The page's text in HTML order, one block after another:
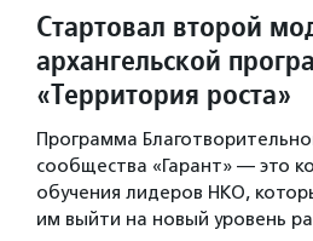
Стартовал второй
архангельской
«Территория роста»
Программа
сообщества «Гарант» — это
обучения лидеров НКО,
им выйти на новый уровень